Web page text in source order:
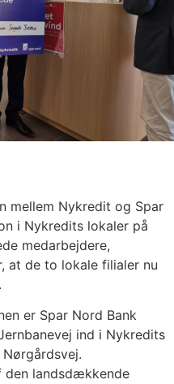
mellem Nykredit og Spar
i Nykredits lokaler på
medarbejdere,
at de to lokale filialer nu
er Spar Nord Bank
ind i Nykredits
den landsdækkende